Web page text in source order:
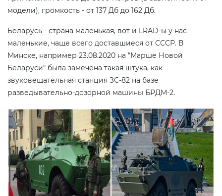
модели), громкость - от 137 Дб до 162 Дб.
Беларусь - страна маленькая, вот и LRAD-ы у нас
маленькие, чаще всего доставшиеся от СССР. В
Минске, например 23.08.2020 на "Марше Новой
Беларуси" была замечена такая штука, как
звуковещательная станция ЗС-82 на базе
разведывательно-дозорной машины БРДМ-2.